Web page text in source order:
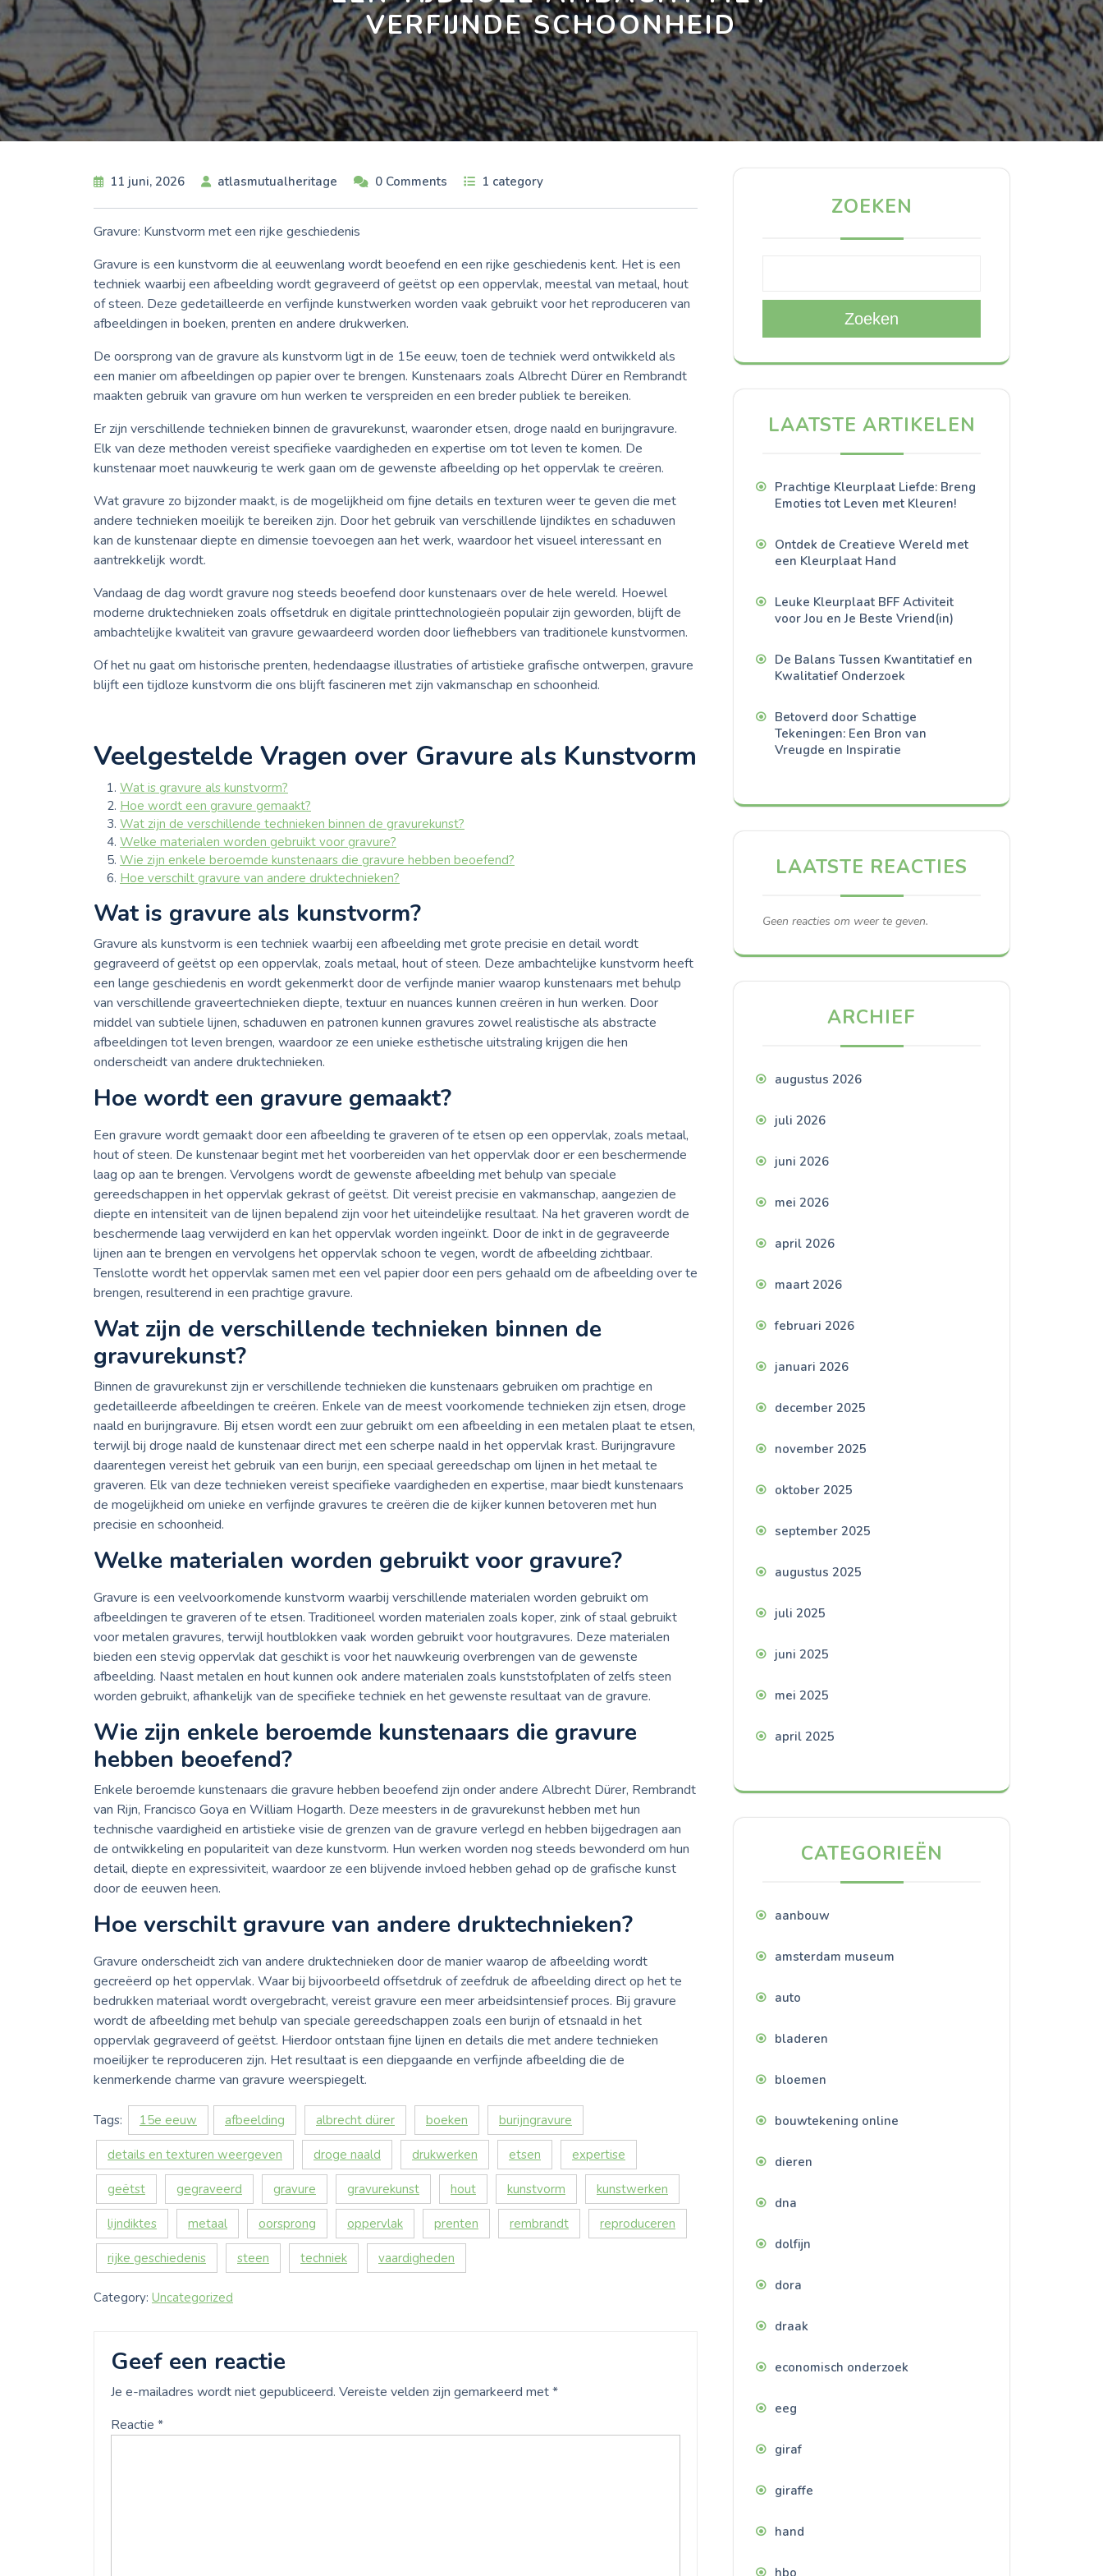
VERFIJNDE SCHOONHEID
11 juni, 2026 atlasmutualheritage 0 Comments 1 category
Gravure: Kunstvorm met een rijke geschiedenis
Gravure is een kunstvorm die al eeuwenlang wordt beoefend en een rijke geschiedenis kent. Het is een
techniek waarbij een afbeelding wordt gegraveerd of geëtst op een oppervlak, meestal van metaal, hout
of steen. Deze gedetailleerde en verfijnde kunstwerken worden vaak gebruikt voor het reproduceren van
afbeeldingen in boeken, prenten en andere drukwerken.
De oorsprong van de gravure als kunstvorm ligt in de 15e eeuw, toen de techniek werd ontwikkeld als
een manier om afbeeldingen op papier over te brengen. Kunstenaars zoals Albrecht Dürer en Rembrandt
maakten gebruik van gravure om hun werken te verspreiden en een breder publiek te bereiken.
Er zijn verschillende technieken binnen de gravurekunst, waaronder etsen, droge naald en burijngravure.
Elk van deze methoden vereist specifieke vaardigheden en expertise om tot leven te komen. De
kunstenaar moet nauwkeurig te werk gaan om de gewenste afbeelding op het oppervlak te creëren.
Wat gravure zo bijzonder maakt, is de mogelijkheid om fijne details en texturen weer te geven die met
andere technieken moeilijk te bereiken zijn. Door het gebruik van verschillende lijndiktes en schaduwen
kan de kunstenaar diepte en dimensie toevoegen aan het werk, waardoor het visueel interessant en
aantrekkelijk wordt.
Vandaag de dag wordt gravure nog steeds beoefend door kunstenaars over de hele wereld. Hoewel
moderne druktechnieken zoals offsetdruk en digitale printtechnologieën populair zijn geworden, blijft de
ambachtelijke kwaliteit van gravure gewaardeerd worden door liefhebbers van traditionele kunstvormen.
Of het nu gaat om historische prenten, hedendaagse illustraties of artistieke grafische ontwerpen, gravure
blijft een tijdloze kunstvorm die ons blijft fascineren met zijn vakmanschap en schoonheid.
Veelgestelde Vragen over Gravure als Kunstvorm
Wat is gravure als kunstvorm?
Hoe wordt een gravure gemaakt?
Wat zijn de verschillende technieken binnen de gravurekunst?
Welke materialen worden gebruikt voor gravure?
Wie zijn enkele beroemde kunstenaars die gravure hebben beoefend?
Hoe verschilt gravure van andere druktechnieken?
Wat is gravure als kunstvorm?
Gravure als kunstvorm is een techniek waarbij een afbeelding met grote precisie en detail wordt
gegraveerd of geëtst op een oppervlak, zoals metaal, hout of steen. Deze ambachtelijke kunstvorm heeft
een lange geschiedenis en wordt gekenmerkt door de verfijnde manier waarop kunstenaars met behulp
van verschillende graveertechnieken diepte, textuur en nuances kunnen creëren in hun werken. Door
middel van subtiele lijnen, schaduwen en patronen kunnen gravures zowel realistische als abstracte
afbeeldingen tot leven brengen, waardoor ze een unieke esthetische uitstraling krijgen die hen
onderscheidt van andere druktechnieken.
Hoe wordt een gravure gemaakt?
Een gravure wordt gemaakt door een afbeelding te graveren of te etsen op een oppervlak, zoals metaal,
hout of steen. De kunstenaar begint met het voorbereiden van het oppervlak door er een beschermende
laag op aan te brengen. Vervolgens wordt de gewenste afbeelding met behulp van speciale
gereedschappen in het oppervlak gekrast of geëtst. Dit vereist precisie en vakmanschap, aangezien de
diepte en intensiteit van de lijnen bepalend zijn voor het uiteindelijke resultaat. Na het graveren wordt de
beschermende laag verwijderd en kan het oppervlak worden ingeïnkt. Door de inkt in de gegraveerde
lijnen aan te brengen en vervolgens het oppervlak schoon te vegen, wordt de afbeelding zichtbaar.
Tenslotte wordt het oppervlak samen met een vel papier door een pers gehaald om de afbeelding over te
brengen, resulterend in een prachtige gravure.
Wat zijn de verschillende technieken binnen de
gravurekunst?
Binnen de gravurekunst zijn er verschillende technieken die kunstenaars gebruiken om prachtige en
gedetailleerde afbeeldingen te creëren. Enkele van de meest voorkomende technieken zijn etsen, droge
naald en burijngravure. Bij etsen wordt een zuur gebruikt om een afbeelding in een metalen plaat te etsen,
terwijl bij droge naald de kunstenaar direct met een scherpe naald in het oppervlak krast. Burijngravure
daarentegen vereist het gebruik van een burijn, een speciaal gereedschap om lijnen in het metaal te
graveren. Elk van deze technieken vereist specifieke vaardigheden en expertise, maar biedt kunstenaars
de mogelijkheid om unieke en verfijnde gravures te creëren die de kijker kunnen betoveren met hun
precisie en schoonheid.
Welke materialen worden gebruikt voor gravure?
Gravure is een veelvoorkomende kunstvorm waarbij verschillende materialen worden gebruikt om
afbeeldingen te graveren of te etsen. Traditioneel worden materialen zoals koper, zink of staal gebruikt
voor metalen gravures, terwijl houtblokken vaak worden gebruikt voor houtgravures. Deze materialen
bieden een stevig oppervlak dat geschikt is voor het nauwkeurig overbrengen van de gewenste
afbeelding. Naast metalen en hout kunnen ook andere materialen zoals kunststofplaten of zelfs steen
worden gebruikt, afhankelijk van de specifieke techniek en het gewenste resultaat van de gravure.
Wie zijn enkele beroemde kunstenaars die gravure
hebben beoefend?
Enkele beroemde kunstenaars die gravure hebben beoefend zijn onder andere Albrecht Dürer, Rembrandt
van Rijn, Francisco Goya en William Hogarth. Deze meesters in de gravurekunst hebben met hun
technische vaardigheid en artistieke visie de grenzen van de gravure verlegd en hebben bijgedragen aan
de ontwikkeling en populariteit van deze kunstvorm. Hun werken worden nog steeds bewonderd om hun
detail, diepte en expressiviteit, waardoor ze een blijvende invloed hebben gehad op de grafische kunst
door de eeuwen heen.
Hoe verschilt gravure van andere druktechnieken?
Gravure onderscheidt zich van andere druktechnieken door de manier waarop de afbeelding wordt
gecreëerd op het oppervlak. Waar bij bijvoorbeeld offsetdruk of zeefdruk de afbeelding direct op het te
bedrukken materiaal wordt overgebracht, vereist gravure een meer arbeidsintensief proces. Bij gravure
wordt de afbeelding met behulp van speciale gereedschappen zoals een burijn of etsnaald in het
oppervlak gegraveerd of geëtst. Hierdoor ontstaan fijne lijnen en details die met andere technieken
moeilijker te reproduceren zijn. Het resultaat is een diepgaande en verfijnde afbeelding die de
kenmerkende charme van gravure weerspiegelt.
Tags: 15e eeuw afbeelding albrecht dürer boeken burijngravure
details en texturen weergeven droge naald drukwerken etsen expertise
geëtst gegraveerd gravure gravurekunst hout kunstvorm kunstwerken
lijndiktes metaal oorsprong oppervlak prenten rembrandt reproduceren
rijke geschiedenis steen techniek vaardigheden
Category: Uncategorized
Geef een reactie
Je e-mailadres wordt niet gepubliceerd. Vereiste velden zijn gemarkeerd met*
Reactie *
ZOEKEN
Zoeken
LAATSTE ARTIKELEN
Prachtige Kleurplaat Liefde: Breng
Emoties tot Leven met Kleuren!
Ontdek de Creatieve Wereld met
een Kleurplaat Hand
Leuke Kleurplaat BFF Activiteit
voor Jou en Je Beste Vriend(in)
De Balans Tussen Kwantitatief en
Kwalitatief Onderzoek
Betoverd door Schattige
Tekeningen: Een Bron van
Vreugde en Inspiratie
LAATSTE REACTIES
Geen reacties om weer te geven.
ARCHIEF
augustus 2026
juli 2026
juni 2026
mei 2026
april 2026
maart 2026
februari 2026
januari 2026
december 2025
november 2025
oktober 2025
september 2025
augustus 2025
juli 2025
juni 2025
mei 2025
april 2025
CATEGORIEËN
aanbouw
amsterdam museum
auto
bladeren
bloemen
bouwtekening online
dieren
dna
dolfijn
dora
draak
economisch onderzoek
eeg
giraf
giraffe
hand